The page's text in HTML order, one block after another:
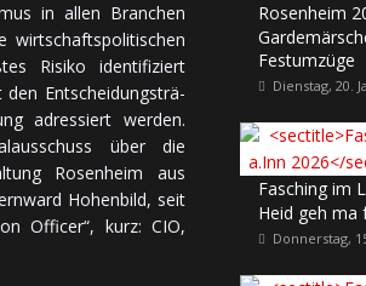
in allen Bran­chen
wirt­schafts­po­li­ti­schen
Risiko iden­ti­fi­ziert
Ent­schei­dungs­trä­
adres­siert werden.
über die
Rosenheim aus
Hohenbild, seit
Officer“, kurz: CIO,
Rosenheim
Festumzüge
Dienstag, 20.
Fasching im
Heid geh ma
Donnerstag,